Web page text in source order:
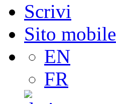
Scrivi
Sito mobile
EN
FR